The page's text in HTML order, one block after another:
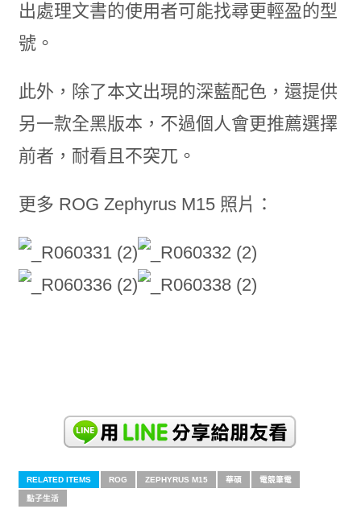
出處理文書的使用者可能找尋更輕盈的型
號。
此外，除了本文出現的深藍配色，還提供
另一款全黑版本，不過個人會更推薦選擇
前者，耐看且不突兀。
更多 ROG Zephyrus M15 照片：
RELATED ITEMS ROG ZEPHYRUS M15 華碩 電競筆電
點子生活